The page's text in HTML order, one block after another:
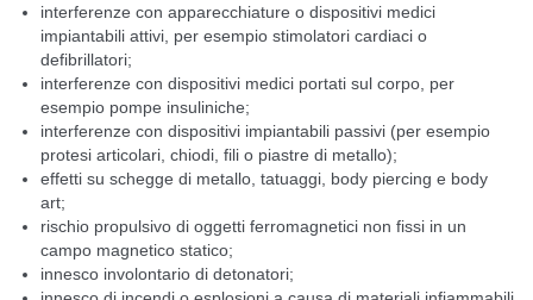
interferenze con apparecchiature o dispositivi medici
impiantabili attivi, per esempio stimolatori cardiaci o
defibrillatori;
interferenze con dispositivi medici portati sul corpo, per
esempio pompe insuliniche;
interferenze con dispositivi impiantabili passivi (per esempio
protesi articolari, chiodi, fili o piastre di metallo);
effetti su schegge di metallo, tatuaggi, body piercing e body
art;
rischio propulsivo di oggetti ferromagnetici non fissi in un
campo magnetico statico;
innesco involontario di detonatori;